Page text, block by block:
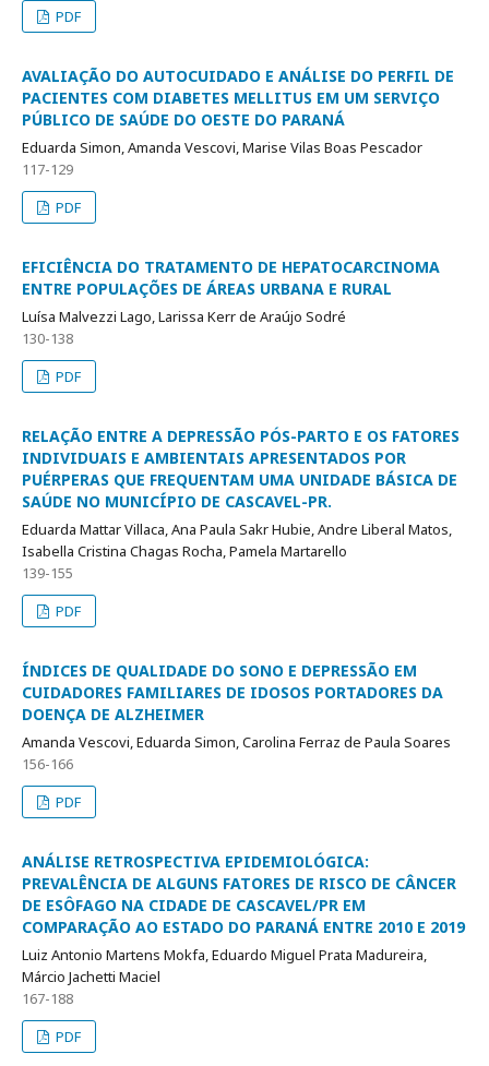
PDF
AVALIAÇÃO DO AUTOCUIDADO E ANÁLISE DO PERFIL DE
PACIENTES COM DIABETES MELLITUS EM UM SERVIÇO
PÚBLICO DE SAÚDE DO OESTE DO PARANÁ
Eduarda Simon, Amanda Vescovi, Marise Vilas Boas Pescador
117-129
PDF
EFICIÊNCIA DO TRATAMENTO DE HEPATOCARCINOMA
ENTRE POPULAÇÕES DE ÁREAS URBANA E RURAL
Luísa Malvezzi Lago, Larissa Kerr de Araújo Sodré
130-138
PDF
RELAÇÃO ENTRE A DEPRESSÃO PÓS-PARTO E OS FATORES
INDIVIDUAIS E AMBIENTAIS APRESENTADOS POR
PUÉRPERAS QUE FREQUENTAM UMA UNIDADE BÁSICA DE
SAÚDE NO MUNICÍPIO DE CASCAVEL-PR.
Eduarda Mattar Villaca, Ana Paula Sakr Hubie, Andre Liberal Matos,
Isabella Cristina Chagas Rocha, Pamela Martarello
139-155
PDF
ÍNDICES DE QUALIDADE DO SONO E DEPRESSÃO EM
CUIDADORES FAMILIARES DE IDOSOS PORTADORES DA
DOENÇA DE ALZHEIMER
Amanda Vescovi, Eduarda Simon, Carolina Ferraz de Paula Soares
156-166
PDF
ANÁLISE RETROSPECTIVA EPIDEMIOLÓGICA:
PREVALÊNCIA DE ALGUNS FATORES DE RISCO DE CÂNCER
DE ESÔFAGO NA CIDADE DE CASCAVEL/PR EM
COMPARAÇÃO AO ESTADO DO PARANÁ ENTRE 2010 E 2019
Luiz Antonio Martens Mokfa, Eduardo Miguel Prata Madureira,
Márcio Jachetti Maciel
167-188
PDF